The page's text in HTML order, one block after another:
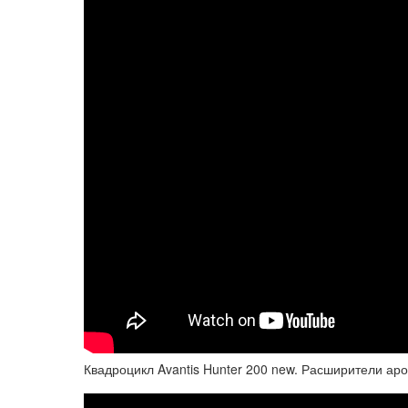
Квадроцикл Avantis Hunter 200 new. Расширители